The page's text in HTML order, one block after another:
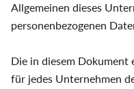
Allgemeinen dieses
personenbezogenen
Die in diesem
für jedes Unternehmen